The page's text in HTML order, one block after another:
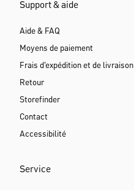
Support & aide
Aide & FAQ
Moyens de paiement
Frais d'expédition et de livraison
Retour
Storefinder
Contact
Accessibilité
Service